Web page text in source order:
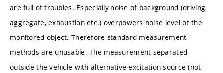
are full of troubles. Especially noise of background (driving
aggregate, exhaustion etc.) overpowers noise level of the
monitored object. Therefore standard measurement
methods are unusable. The measurement separated
outside the vehicle with alternative excitation source (not